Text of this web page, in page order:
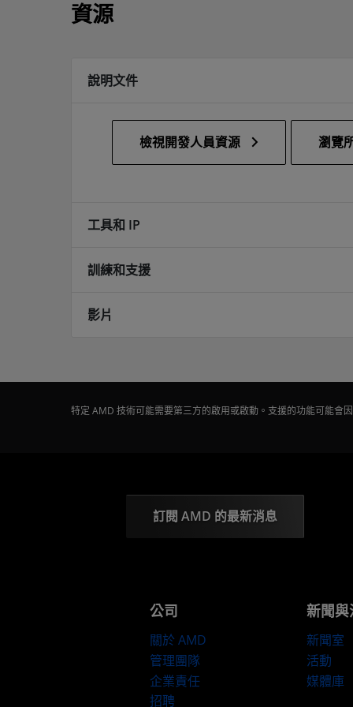
資源
說明文件
檢視開發人員資源 瀏覽
工具和 IP
訓練和支援
影片
特定 AMD 技術可能需要第三方的啟用或啟動。支援的功能可能會
訂閱 AMD 的最新消息
公司
關於 AMD
管理團隊
企業責任
招聘
新聞
新聞室
活動
媒體庫